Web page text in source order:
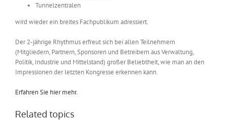
Tunnelzentralen
wird wieder ein breites Fachpublikum adressiert.
Der 2-jährige Rhyth­mus erfreut sich bei allen Teilnehmern
(Mitgliedern, Partnern, Sponsoren und Betreibern aus Verwaltung,
Politik, Industrie und Mittelstand) großer Beliebtheit, wie man an den
Impressionen der letzten Kongresse erkennen kann.
Erfahren Sie hier mehr.
Related topics